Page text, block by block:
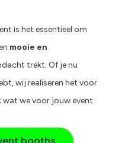
is het essentieel om
mooie en
trekt. Of je nu
wij realiseren het voor
wat we voor jouw event